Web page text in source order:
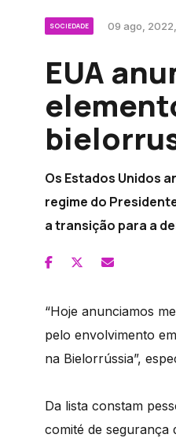
SOCIEDADE 09 ago,
EUA
Os Estados Unidos
regime do
a transição para a
“Hoje anunciamos
pelo envolvimento
na Bielorrússia”,
Da lista constam
comité de segurança